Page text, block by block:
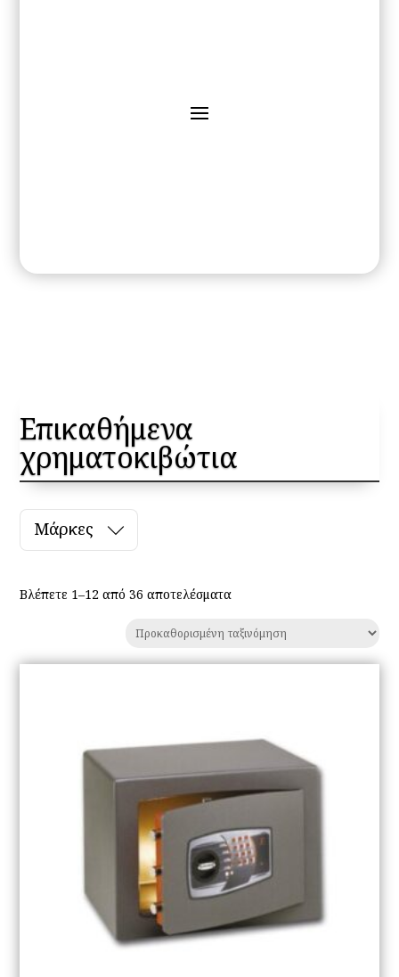
Επικαθήμενα
χρηματοκιβώτια
Μάρκες
Βλέπετε 1–12 από 36 αποτελέσματα